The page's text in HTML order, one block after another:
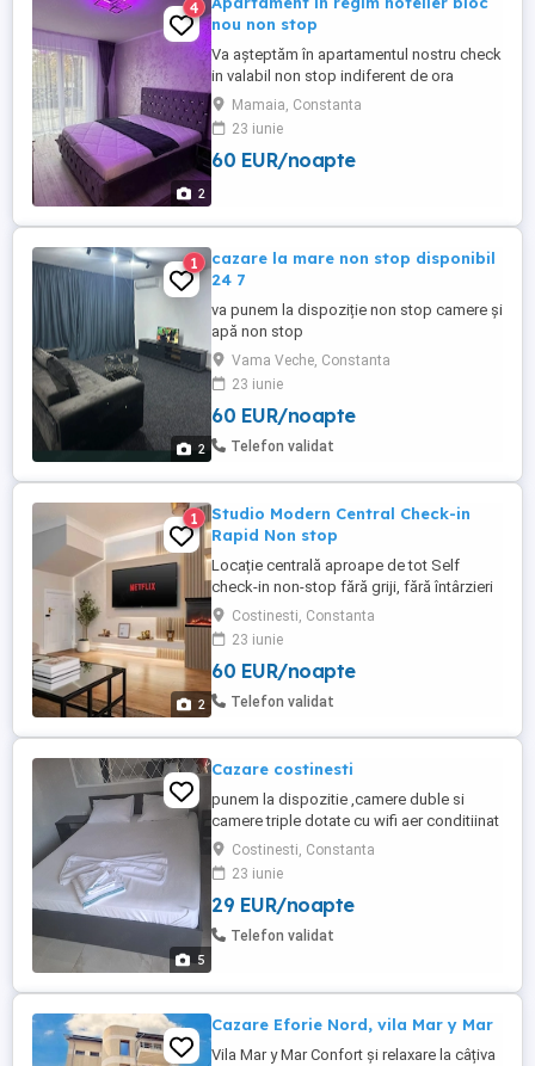
2
4
nou non stop
Va așteptăm în apartamentul nostru check
in valabil non stop indiferent de ora
Mamaia, Constanta
23 iunie
60 EUR/noapte
2
1
cazare la mare non stop disponibil
24 7
va punem la dispoziție non stop camere și
apă non stop
Vama Veche, Constanta
23 iunie
60 EUR/noapte
Telefon validat
2
1
Studio Modern Central Check-in
Rapid Non stop
Locație centrală aproape de tot Self
check-in non-stop fără griji, fără întârzieri
Spațiu curat, confortabil și bine organizat
Tot ce ai nevoie pentru un sejur relaxant,
fie că ești în vacanță sau în interes de
serviciu.
Costinesti, Constanta
23 iunie
60 EUR/noapte
Telefon validat
5
Cazare costinesti
punem la dispozitie ,camere duble si
camere triple dotate cu wifi aer conditiinat
frigider si o garsoniera de 4 persoane cu
bucatarie proprie ,in curte bucatarie de
vara utilata .preturi decente pt. toti.
preturile difera in functie de perioada
dorita .la 5 nopti aveti o noapte gratis din
Costinesti, Constanta
23 iunie
29 EUR/noapte
Telefon validat
Cazare Eforie Nord, vila Mar y Mar
Vila Mar y Mar Confort și relaxare la câțiva